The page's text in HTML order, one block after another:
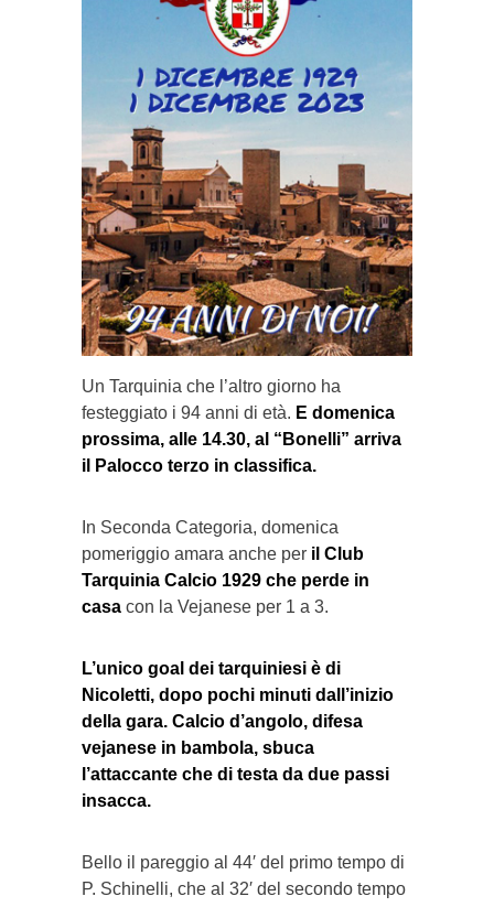
Un Tarquinia che l’altro giorno ha
festeggiato i 94 anni di età. E domenica
prossima, alle 14.30, al “Bonelli” arriva
il Palocco terzo in classifica.
In Seconda Categoria, domenica
pomeriggio amara anche per il Club
Tarquinia Calcio 1929 che perde in
casa con la Vejanese per 1 a 3.
L’unico goal dei tarquiniesi è di
Nicoletti, dopo pochi minuti dall’inizio
della gara. Calcio d’angolo, difesa
vejanese in bambola, sbuca
l’attaccante che di testa da due passi
insacca.
Bello il pareggio al 44′ del primo tempo di
P. Schinelli, che al 32′ del secondo tempo